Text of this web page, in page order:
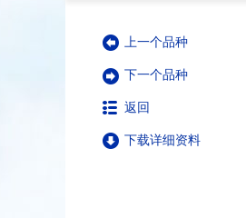
上一个品种
下一个品种
返回
下载详细资料